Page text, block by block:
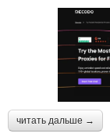
читать дальше →